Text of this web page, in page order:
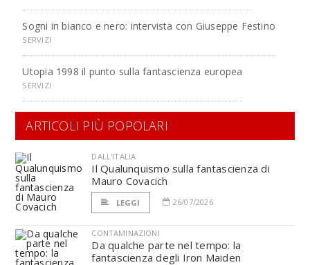
Sogni in bianco e nero: intervista con Giuseppe Festino
SERVIZI
Utopia 1998 il punto sulla fantascienza europea
SERVIZI
ARTICOLI PIÙ POPOLARI
DALL'ITALIA
Il Qualunquismo sulla fantascienza di
Mauro Covacich
LEGGI 26/07/2026
CONTAMINAZIONI
Da qualche parte nel tempo: la
fantascienza degli Iron Maiden